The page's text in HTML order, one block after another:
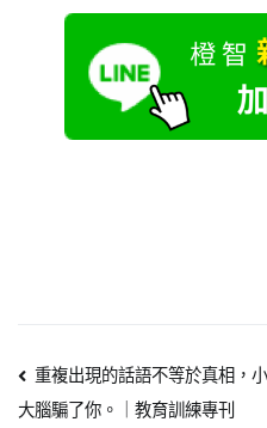
重複出現的話語不等於真相，
大腦騙了你。｜教育訓練專刊